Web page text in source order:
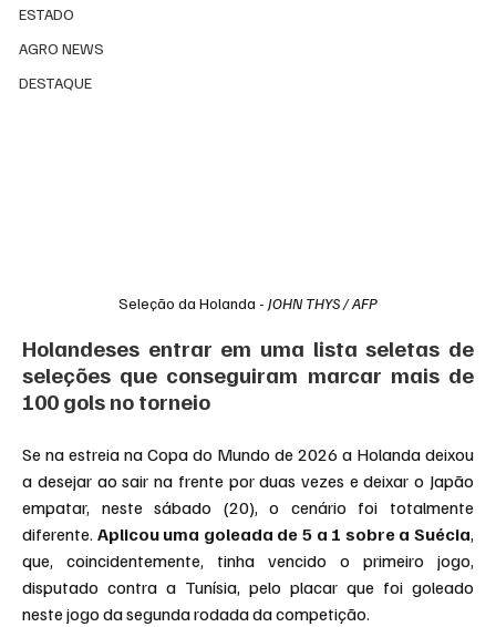
ESTADO
AGRO NEWS
DESTAQUE
Seleção da Holanda - JOHN THYS / AFP
Holandeses entrar em uma lista seletas de
seleções que conseguiram marcar mais de
100 gols no torneio
Se na estreia na Copa do Mundo de 2026 a Holanda deixou
a desejar ao sair na frente por duas vezes e deixar o Japão
empatar, neste sábado (20), o cenário foi totalmente
diferente. Aplicou uma goleada de 5 a 1 sobre a Suécia,
que, coincidentemente, tinha vencido o primeiro jogo,
disputado contra a Tunísia, pelo placar que foi goleado
neste jogo da segunda rodada da competição.